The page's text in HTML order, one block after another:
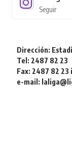
Seguir
Dirección:
Tel: 2487 82 23
Fax: 2487 82 23
e-mail: